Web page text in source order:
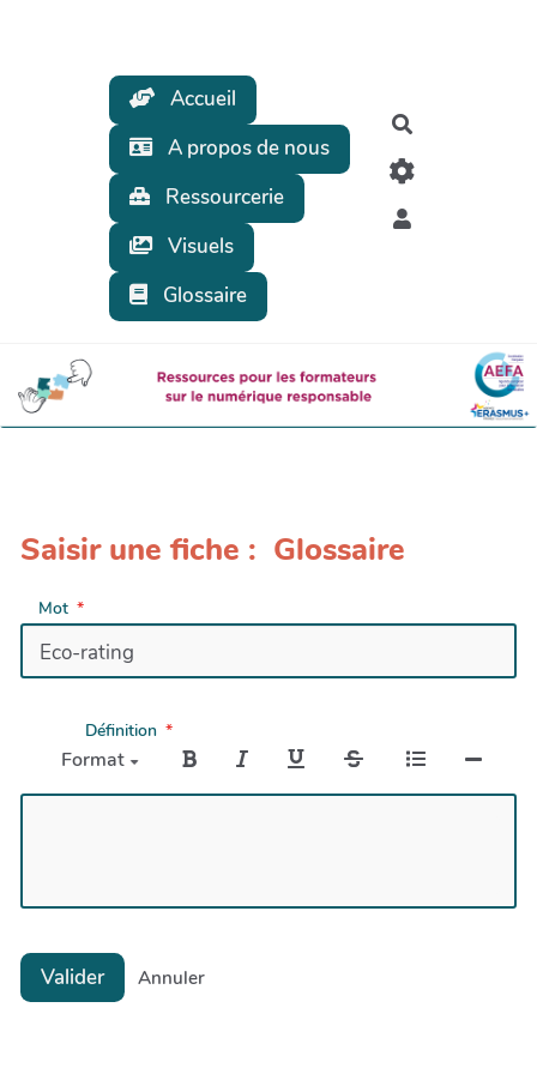
Accueil
A propos de nous
Ressourcerie
Visuels
Glossaire
Saisir une fiche : Glossaire
Mot
Définition
Format
Valider Annuler